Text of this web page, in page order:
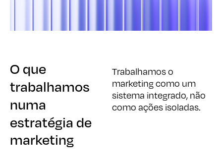
O que
O que
trabalhamos
trabalhamos
numa
numa
estratégia de
estratégia de
marketing
marketing
Trabalhamos o
marketing como um
sistema integrado, não
como ações isoladas.